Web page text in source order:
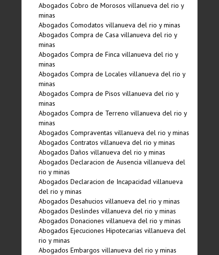
Abogados Cobro de Morosos villanueva del rio y
minas
Abogados Comodatos villanueva del rio y minas
Abogados Compra de Casa villanueva del rio y
minas
Abogados Compra de Finca villanueva del rio y
minas
Abogados Compra de Locales villanueva del rio y
minas
Abogados Compra de Pisos villanueva del rio y
minas
Abogados Compra de Terreno villanueva del rio y
minas
Abogados Compraventas villanueva del rio y minas
Abogados Contratos villanueva del rio y minas
Abogados Daños villanueva del rio y minas
Abogados Declaracion de Ausencia villanueva del
rio y minas
Abogados Declaracion de Incapacidad villanueva
del rio y minas
Abogados Desahucios villanueva del rio y minas
Abogados Deslindes villanueva del rio y minas
Abogados Donaciones villanueva del rio y minas
Abogados Ejecuciones Hipotecarias villanueva del
rio y minas
Abogados Embargos villanueva del rio y minas